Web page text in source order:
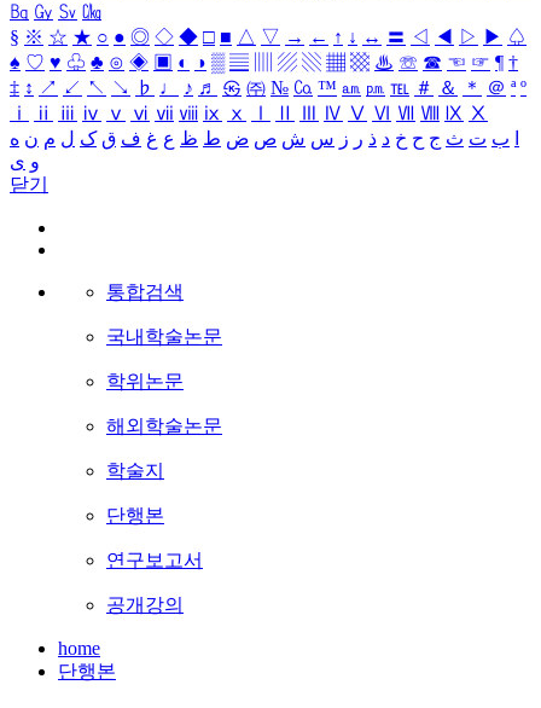
㏃ ㏉ ㏜ ㏆
§ ※ ☆ ★ ○ ● ◎ ◇ ◆ □ ■ △ ▽ → ← ↑ ↓ ↔ 〓 ◁ ◀ ▷ ▶ ♤
♠ ♡ ♥ ♧ ♣ ⊙ ◈ ▣ ◐ ◑ ▒ ▤ ▨ ▧ ▦ ▩ ♨ ☏ ☎ ☜ ☞ ¶ †
‡ ↕ ↗ ↙ ↖ ↘ ♭ ♩ ♪ ♬ ㉿ ㈜ № ㏇ ™ ㏂ ㏘ ℡ ＃ ＆ ＊ ＠ ª º
ⅰ
ⅱ ⅲ ⅳ ⅴ ⅵ ⅶ ⅷ ⅸ ⅹ Ⅳ Ⅴ Ⅵ Ⅶ Ⅷ Ⅸ Ⅹ
ب ت ث ج ح خ د ذ ر ز س ش ص ض ط ظ ع غ ف ق ک ل م ن ه
و ی
닫기
통합검색
국내학술논문
학위논문
해외학술논문
학술지
단행본
연구보고서
공개강의
home
단행본